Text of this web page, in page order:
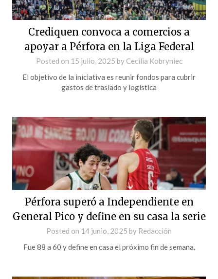
Crediquen convoca a comercios a
apoyar a Pérfora en la Liga Federal
Posted on 15 julio, 2025 by Cecilia Kobryniec
El objetivo de la iniciativa es reunir fondos para cubrir
gastos de traslado y logística
Pérfora superó a Independiente en
General Pico y define en su casa la serie
Posted on 14 junio, 2025 by Redacción
Fue 88 a 60 y define en casa el próximo fin de semana.